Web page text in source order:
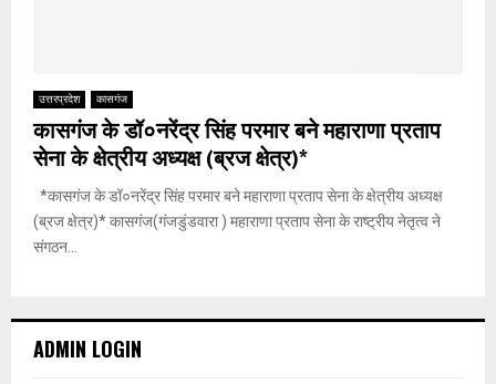
उत्तरप्रदेश कासगंज
कासगंज के डॉ०नरेंद्र सिंह परमार बने महाराणा प्रताप
सेना के क्षेत्रीय अध्यक्ष (ब्रज क्षेत्र)*
*कासगंज के डॉ०नरेंद्र सिंह परमार बने महाराणा प्रताप सेना के क्षेत्रीय अध्यक्ष
(ब्रज क्षेत्र)* कासगंज(गंजडुंडवारा ) महाराणा प्रताप सेना के राष्ट्रीय नेतृत्व ने
संगठन...
ADMIN LOGIN